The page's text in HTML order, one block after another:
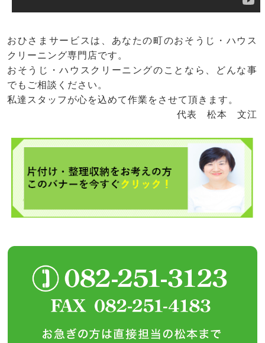
おひさまサービスは、あなたの町のおそうじ・ハウス
クリーニング専門店です。
おそうじ・ハウスクリーニングのことなら、どんな事
でもご相談ください。
私達スタッフが心を込めて作業をさせて頂きます。
代表 松本 文江